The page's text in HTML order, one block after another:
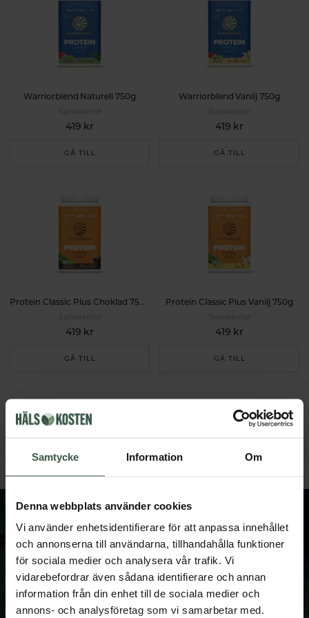
Samtycke Information Om
Denna webbplats använder cookies
Vi använder enhetsidentifierare för att anpassa innehållet
och annonserna till användarna, tillhandahålla funktioner
för sociala medier och analysera vår trafik. Vi
vidarebefordrar även sådana identifierare och annan
information från din enhet till de sociala medier och
annons- och analysföretag som vi samarbetar med.
Warriorblend Naturell 750g
419 kr
GÅ TILL
Warriorblend Vanilj 750g
419 kr
GÅ TILL
Protein Classic Plus Choklad 750g
419 kr
GÅ TILL
Protein Classic Plus Vanilj 750g
419 kr
GÅ TILL
FÅ VÅRT NYHETSBREV
Prenumerera på vårt nyhetsbrev och få spännande
nyheter och erbjudanden.